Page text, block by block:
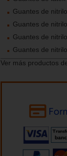
Guantes de
Guantes de
Guantes de
Guantes de
Ver más productos